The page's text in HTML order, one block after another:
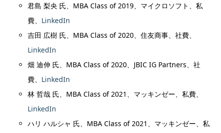
君島 梨央 氏、MBA Class of 2019、マイクロソフト、私
費、 LinkedIn
吉田 広樹 氏、MBA Class of 2020、住友商事、社費、
LinkedIn
畑 迪伸 氏、MBA Class of 2020、JBIC IG Partners、社
費、 LinkedIn
林 哲哉 氏、MBA Class of 2021、マッキンゼー、私費、
LinkedIn
ハリ ハルシャ 氏、MBA Class of 2021、マッキンゼー、私